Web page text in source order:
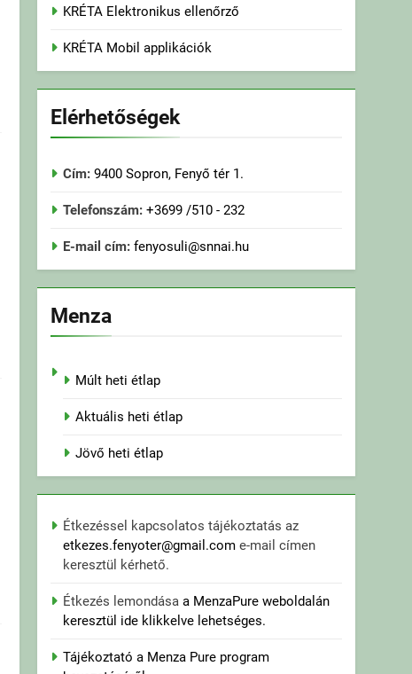
KRÉTA Elektronikus ellenőrző
KRÉTA Mobil applikációk
Elérhetőségek
Cím: 9400 Sopron, Fenyő tér 1.
Telefonszám: +3699 /510 - 232
E-mail cím: fenyosuli@snnai.hu
Menza
Múlt heti étlap
Aktuális heti étlap
Jövő heti étlap
Étkezéssel kapcsolatos tájékoztatás az
etkezes.fenyoter@gmail.come-mail címen
keresztül kérhető.
Étkezés lemondásaa MenzaPure weboldalán
keresztül ide klikkelve lehetséges.
Tájékoztató a Menza Pure program